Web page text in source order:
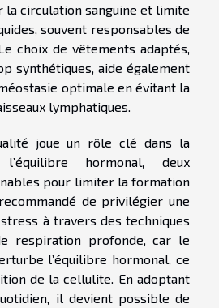
la circulation sanguine et limite
souvent responsables de
choix de vêtements adaptés,
synthétiques, aide également
optimale en évitant la
lymphatiques.
joue un rôle clé dans la
hormonal, deux
pour limiter la formation
de privilégier une
à travers des techniques
respiration profonde, car le
l’équilibre hormonal, ce
de la cellulite. En adoptant
il devient possible de